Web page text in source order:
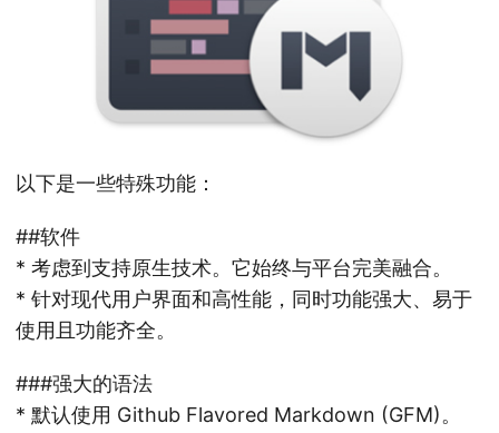
以下是一些特殊功能：
##软件
* 考虑到支持原生技术。它始终与平台完美融合。
* 针对现代用户界面和高性能，同时功能强大、易于
使用且功能齐全。
###强大的语法
* 默认使用 Github Flavored Markdown (GFM)。